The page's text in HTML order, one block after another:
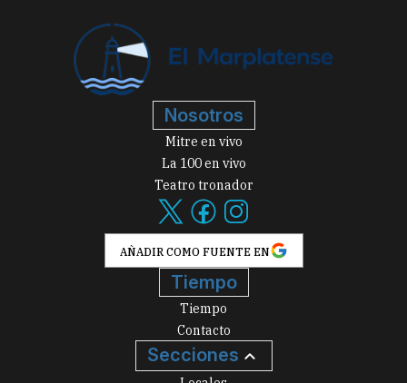
Nosotros
Mitre en vivo
La 100 en vivo
Teatro tronador
AÑADIR COMO FUENTE EN
Tiempo
Tiempo
Contacto
Secciones